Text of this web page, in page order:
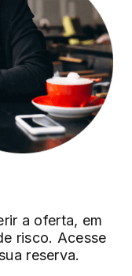
a oferta, em
risco. Acesse
reserva.